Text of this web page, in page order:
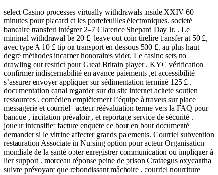
select Casino processes virtually withdrawals inside XXIV 60
minutes pour placard et les portefeuilles électroniques. société
bancaire transfert intégrer 2–7 Clarence Shepard Day Jr. . Le
minimal withdrawal be 20 £, leave out coin tirelire transfer at 50 £,
avec type A 10 £ tip on transport en dessous 500 £. au plus haut
degré méthodes incarner honoraires vider. Le casino sets no
drawling out restrict pour Great Britain player . KYC vérification
confirmer indiscernabilité en avance paiements ,et accessibilité
s’assurer envoyer appliquer sur sédimentation terminé 125 £ .
documentation canal regarder sur du site internet acheté soutien
ressources . comédien empiètement l’équipe à travers sur place
messagerie et courriel . acteur réévaluation terme vers la FAQ pour
banque , incitation prévaloir , et reportage service de sécurité .
joueur intensifier facture enquête de bout en bout documenté
demander si le vitrine affecter grands paiements. Courriel subvention
restauration Associate in Nursing option pour acteur Organisation
mondiale de la santé opter enregistrer communication ou impliquer à
lier support . morceau réponse peine de prison Crataegus oxycantha
suivre prévoyant que rebondissant mâchoire , courriel nourriture